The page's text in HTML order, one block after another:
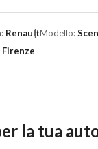
RenaultModello:
la tua